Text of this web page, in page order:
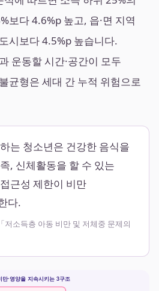
보다 4.6%p 높고, 읍·면 지역
시보다 4.5%p 높습니다.
운동할 시간·공간이 모두
균형은 세대 간 누적 위험으로
는 청소년은 건강한 음식을
, 신체활동을 할 수 있는
근성 제한이 비만
다.
소득층 아동 비만 및 저체중 문제의
만·영양을 지속시키는 3구조